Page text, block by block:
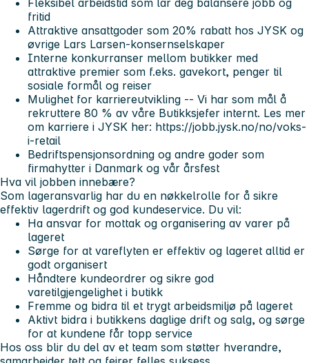
fritid
Attraktive ansattgoder som 20% rabatt hos JYSK og
øvrige Lars Larsen-konsernselskaper
Interne konkurranser mellom butikker med
attraktive premier som f.eks. gavekort, penger til
sosiale formål og reiser
Mulighet for karriereutvikling -- Vi har som mål å
rekruttere 80 % av våre Butikksjefer internt. Les mer
om karriere i JYSK her: https://jobb.jysk.no/no/voks-
i-retail
Bedriftspensjonsordning og andre goder som
firmahytter i Danmark og vår årsfest
Hva vil jobben innebære?
Som lageransvarlig har du en nøkkelrolle for å sikre
effektiv lagerdrift og god kundeservice. Du vil:
Ha ansvar for mottak og organisering av varer på
lageret
Sørge for at vareflyten er effektiv og lageret alltid er
godt organisert
Håndtere kundeordrer og sikre god
varetilgjengelighet i butikk
Fremme og bidra til et trygt arbeidsmiljø på lageret
Aktivt bidra i butikkens daglige drift og salg, og sørge
for at kundene får topp service
Hos oss blir du del av et team som støtter hverandre,